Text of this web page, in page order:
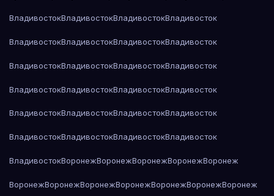
ВладивостокВладивостокВладивостокВладивосток
ВладивостокВладивостокВладивостокВладивосток
ВладивостокВладивостокВладивостокВладивосток
ВладивостокВладивостокВладивостокВладивосток
ВладивостокВладивостокВладивостокВладивосток
ВладивостокВладивостокВладивостокВладивосток
ВладивостокВоронежВоронежВоронежВоронежВоронеж
ВоронежВоронежВоронежВоронежВоронежВоронежВоронеж